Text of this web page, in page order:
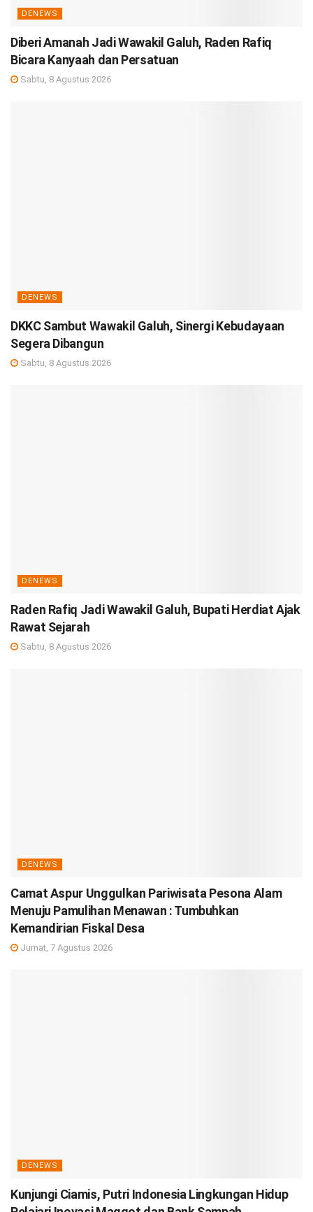
DENEWS
Diberi Amanah Jadi Wawakil Galuh, Raden Rafiq
Bicara Kanyaah dan Persatuan
Sabtu, 8 Agustus 2026
DENEWS
DKKC Sambut Wawakil Galuh, Sinergi Kebudayaan
Segera Dibangun
Sabtu, 8 Agustus 2026
DENEWS
Raden Rafiq Jadi Wawakil Galuh, Bupati Herdiat Ajak
Rawat Sejarah
Sabtu, 8 Agustus 2026
DENEWS
Camat Aspur Unggulkan Pariwisata Pesona Alam
Menuju Pamulihan Menawan : Tumbuhkan
Kemandirian Fiskal Desa
Jumat, 7 Agustus 2026
DENEWS
Kunjungi Ciamis, Putri Indonesia Lingkungan Hidup